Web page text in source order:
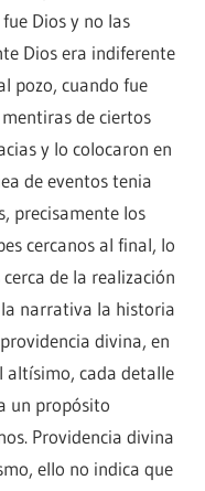
Dios y no las
Dios era indiferente
pozo, cuando fue
de ciertos
y lo colocaron en
de eventos tenia
precisamente los
cercanos al final, lo
de la realización
narrativa la historia
divina, en
altísimo, cada detalle
un propósito
Providencia divina
ello no indica que